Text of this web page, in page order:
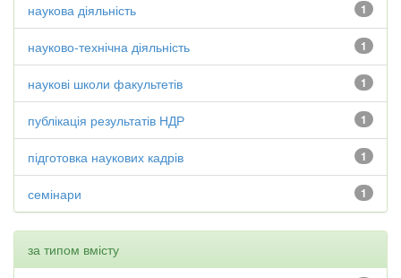
1
наукова діяльність
1
науково-технічна діяльність
1
наукові школи факультетів
1
публікація результатів НДР
1
підготовка наукових кадрів
1
семінари
за типом вмісту